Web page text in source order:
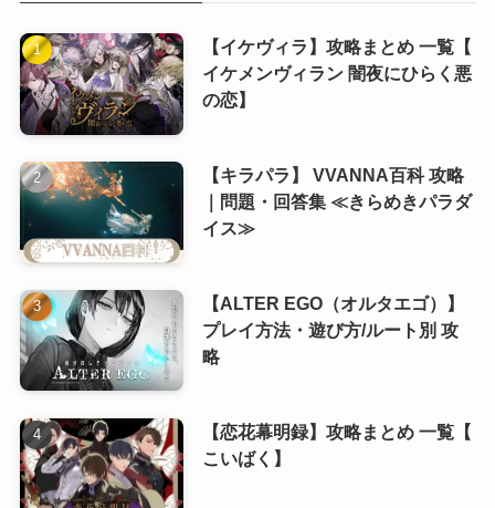
(10)
(1)
(11)
(5)
(7)
(8)
(8)
【イケヴィラ】攻略まとめ 一覧【
イケメンヴィラン 闇夜にひらく悪
の恋】
【キラパラ】 VVANNA百科 攻略
｜問題・回答集 ≪きらめきパラダ
イス≫
【ALTER EGO（オルタエゴ）】
プレイ方法・遊び方/ルート別 攻
略
【恋花幕明録】攻略まとめ 一覧【
こいばく】